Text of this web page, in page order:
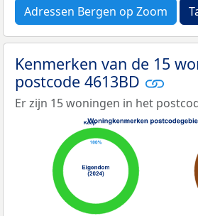
Adressen Bergen op Zoom
Kenmerken van de 15
postcode 4613BD
Er zijn 15 woningen in het